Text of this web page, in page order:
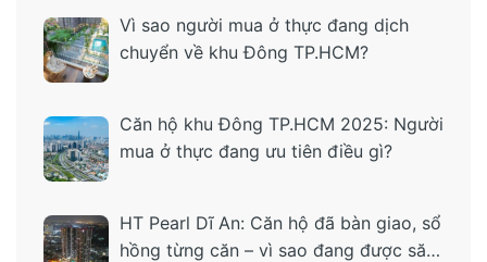
Vì sao người mua ở thực đang dịch
chuyển về khu Đông TP.HCM?
Căn hộ khu Đông TP.HCM 2025: Người
mua ở thực đang ưu tiên điều gì?
HT Pearl Dĩ An: Căn hộ đã bàn giao, sổ
hồng từng căn – vì sao đang được săn